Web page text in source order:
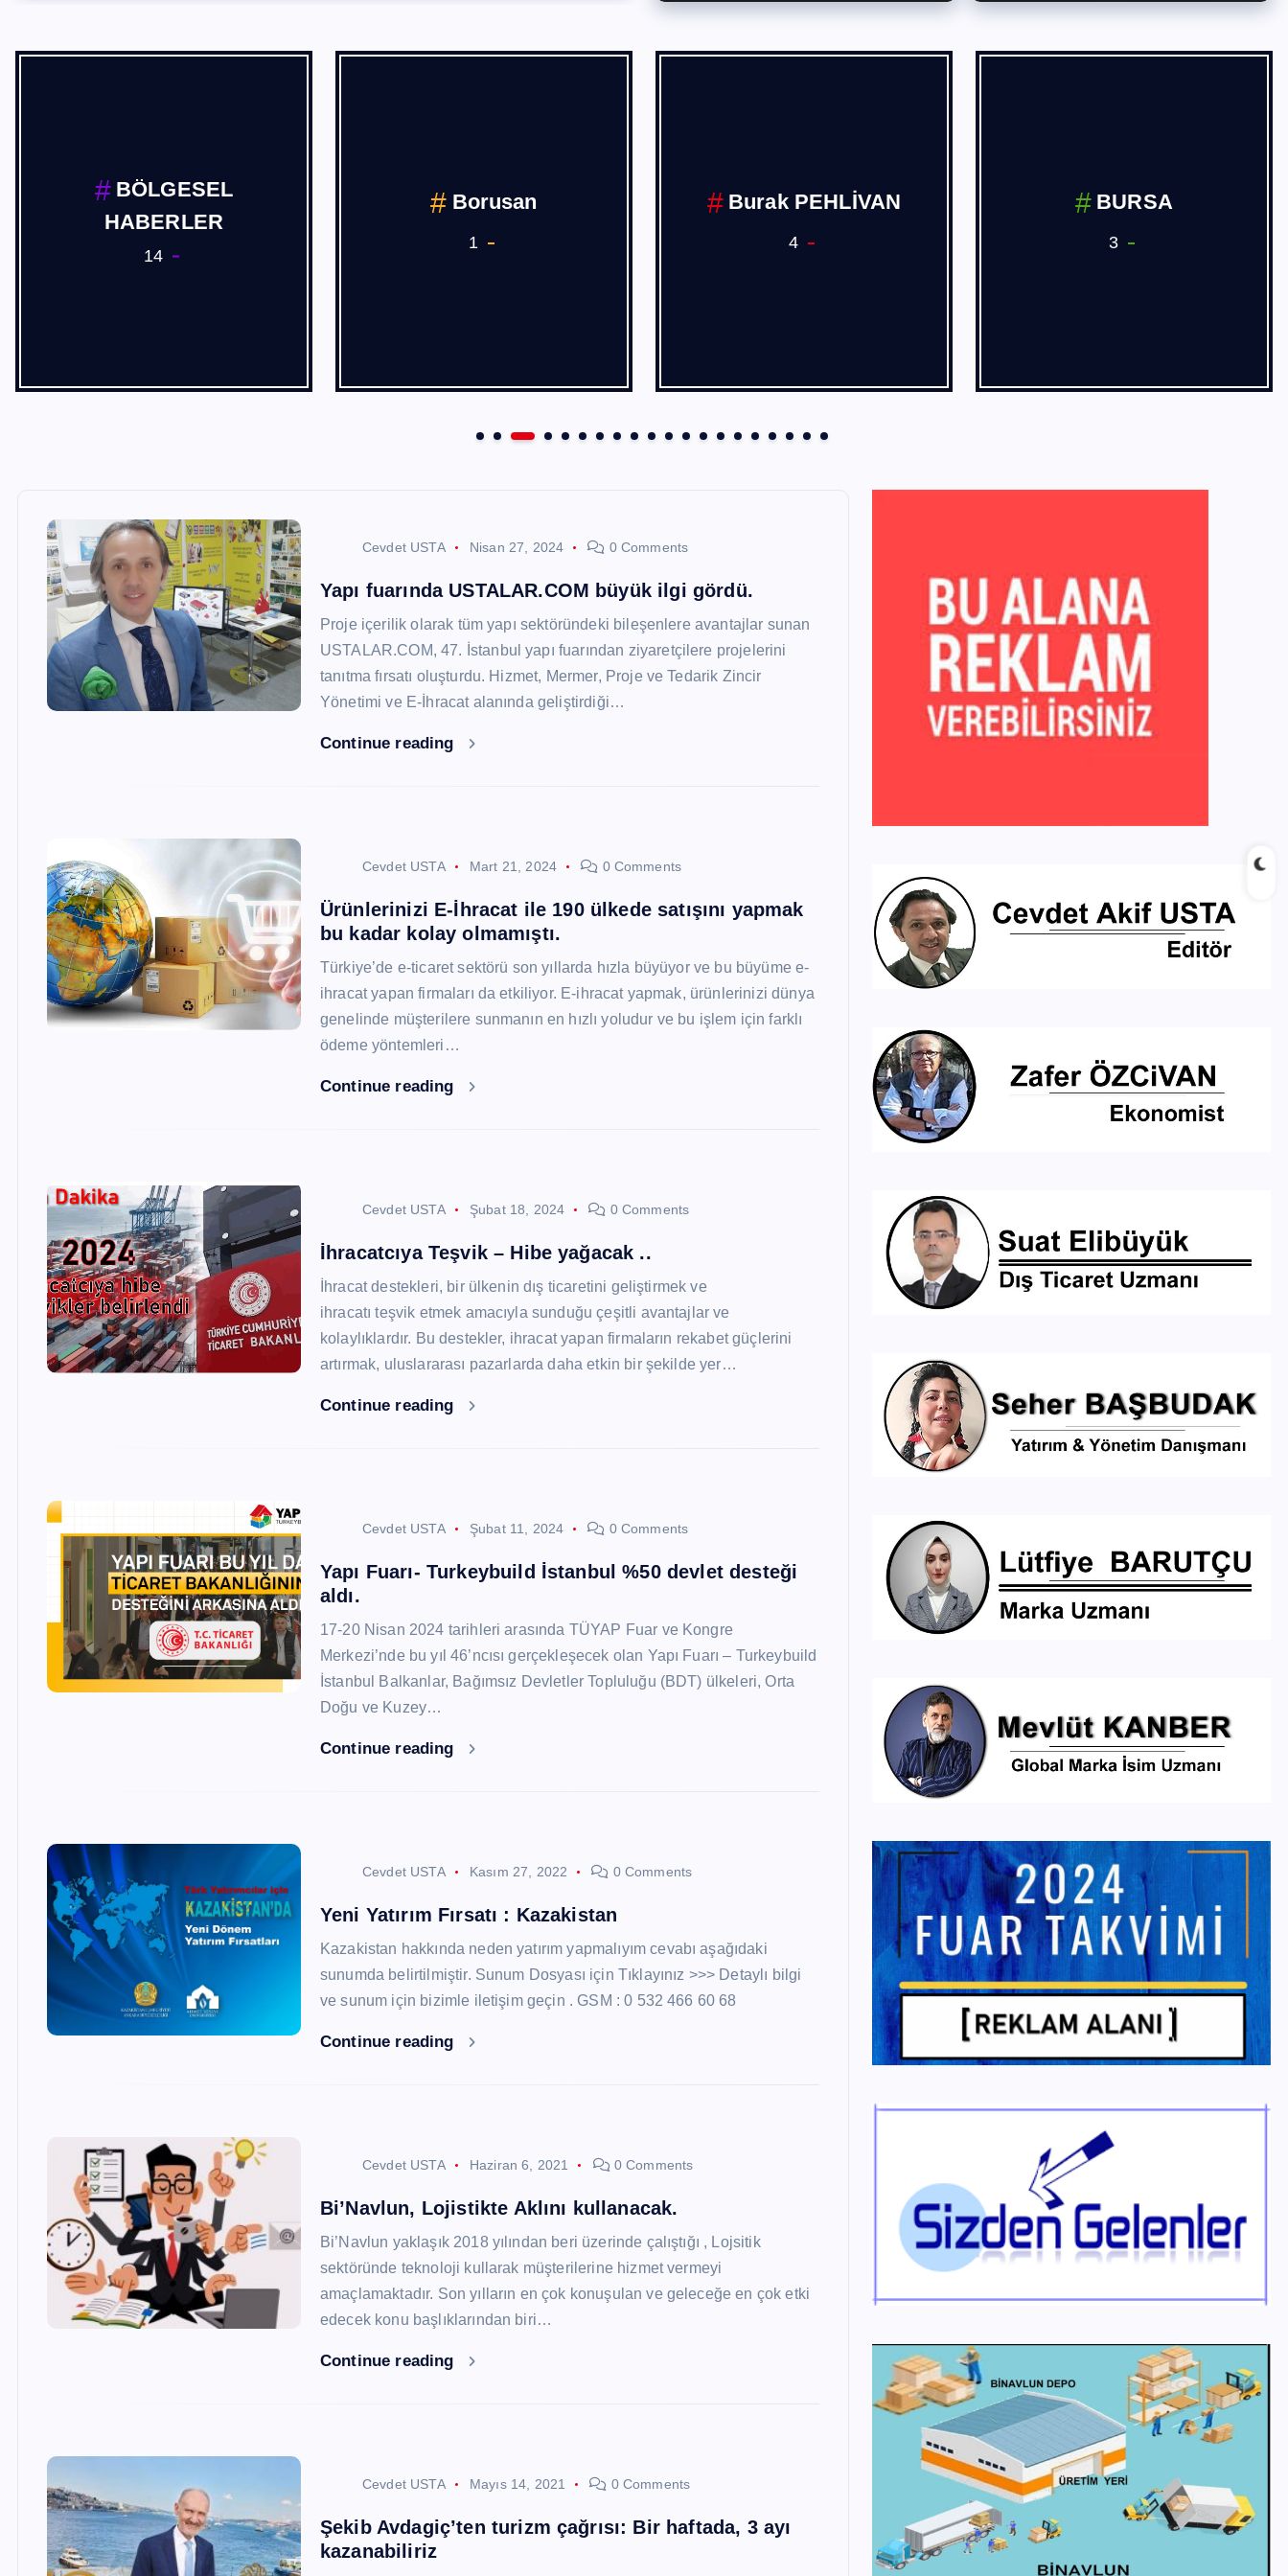
BÖLGESEL
HABERLER
14
Borusan
1
Burak PEHLİVAN
4
BURSA
3
Cevdet USTA Nisan 27, 2024 0 Comments
Yapı fuarında USTALAR.COM büyük ilgi gördü.
Proje içerilik olarak tüm yapı sektöründeki bileşenlere avantajlar sunan
USTALAR.COM, 47. İstanbul yapı fuarından ziyaretçilere projelerini
tanıtma fırsatı oluşturdu. Hizmet, Mermer, Proje ve Tedarik Zincir
Yönetimi ve E-İhracat alanında geliştirdiği…
Continue reading
Cevdet USTA Mart 21, 2024 0 Comments
Ürünlerinizi E-İhracat ile 190 ülkede satışını yapmak
bu kadar kolay olmamıştı.
Türkiye’de e-ticaret sektörü son yıllarda hızla büyüyor ve bu büyüme e-
ihracat yapan firmaları da etkiliyor. E-ihracat yapmak, ürünlerinizi dünya
genelinde müşterilere sunmanın en hızlı yoludur ve bu işlem için farklı
ödeme yöntemleri…
Continue reading
Cevdet USTA Şubat 18, 2024 0 Comments
İhracatcıya Teşvik – Hibe yağacak ..
İhracat destekleri, bir ülkenin dış ticaretini geliştirmek ve
ihracatı teşvik etmek amacıyla sunduğu çeşitli avantajlar ve
kolaylıklardır. Bu destekler, ihracat yapan firmaların rekabet güçlerini
artırmak, uluslararası pazarlarda daha etkin bir şekilde yer…
Continue reading
Cevdet USTA Şubat 11, 2024 0 Comments
Yapı Fuarı- Turkeybuild İstanbul %50 devlet desteği
aldı.
17-20 Nisan 2024 tarihleri arasında TÜYAP Fuar ve Kongre
Merkezi’nde bu yıl 46’ncısı gerçekleşecek olan Yapı Fuarı – Turkeybuild
İstanbul Balkanlar, Bağımsız Devletler Topluluğu (BDT) ülkeleri, Orta
Doğu ve Kuzey…
Continue reading
Cevdet USTA Kasım 27, 2022 0 Comments
Yeni Yatırım Fırsatı : Kazakistan
Kazakistan hakkında neden yatırım yapmalıyım cevabı aşağıdaki
sunumda belirtilmiştir. Sunum Dosyası için Tıklayınız >>> Detaylı bilgi
ve sunum için bizimle iletişim geçin . GSM : 0 532 466 60 68
Continue reading
Cevdet USTA Haziran 6, 2021 0 Comments
Bi’Navlun, Lojistikte Aklını kullanacak.
Bi’Navlun yaklaşık 2018 yılından beri üzerinde çalıştığı , Lojsitik
sektöründe teknoloji kullarak müşterilerine hizmet vermeyi
amaçlamaktadır. Son yılların en çok konuşulan ve geleceğe en çok etki
edecek konu başlıklarından biri…
Continue reading
Cevdet USTA Mayıs 14, 2021 0 Comments
Şekib Avdagiç’ten turizm çağrısı: Bir haftada, 3 ayı
kazanabiliriz